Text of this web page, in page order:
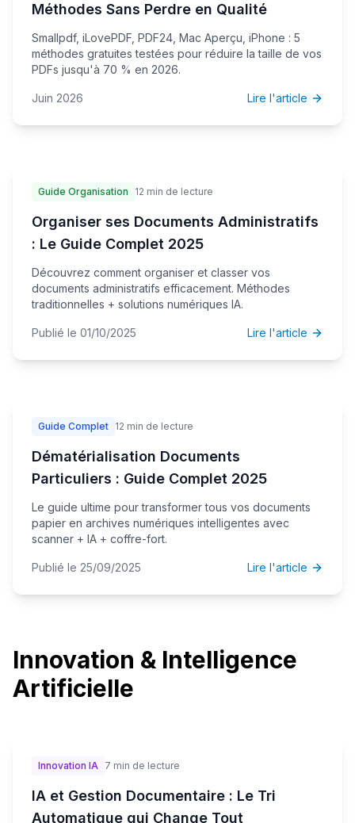
Méthodes Sans Perdre en Qualité
Smallpdf, iLovePDF, PDF24, Mac Aperçu, iPhone : 5
méthodes gratuites testées pour réduire la taille de vos
PDFs jusqu'à 70 % en 2026.
Juin 2026 Lire l'article
Guide Organisation 12 min de lecture
Organiser ses Documents Administratifs
: Le Guide Complet 2025
Découvrez comment organiser et classer vos
documents administratifs efficacement. Méthodes
traditionnelles + solutions numériques IA.
Publié le 01/10/2025 Lire l'article
Guide Complet 12 min de lecture
Dématérialisation Documents
Particuliers : Guide Complet 2025
Le guide ultime pour transformer tous vos documents
papier en archives numériques intelligentes avec
scanner + IA + coffre-fort.
Publié le 25/09/2025 Lire l'article
Innovation & Intelligence
Artificielle
Innovation IA 7 min de lecture
IA et Gestion Documentaire : Le Tri
Automatique qui Change Tout